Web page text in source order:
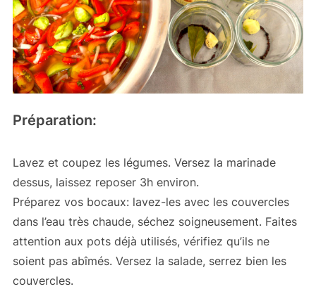
Préparation:
Lavez et coupez les légumes. Versez la marinade
dessus, laissez reposer 3h environ.
Préparez vos bocaux: lavez-les avec les couvercles
dans l’eau très chaude, séchez soigneusement. Faites
attention aux pots déjà utilisés, vérifiez qu’ils ne
soient pas abîmés. Versez la salade, serrez bien les
couvercles.